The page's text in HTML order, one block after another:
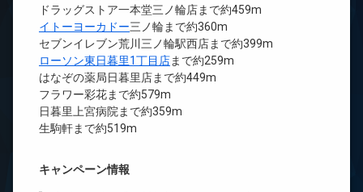
ドラッグストア一本堂三ノ輪店まで約459m
イトーヨーカドー三ノ輪まで約360m
セブンイレブン荒川三ノ輪駅西店まで約399m
ローソン東日暮里1丁目店まで約259m
はなぞの薬局日暮里店まで約449m
フラワー彩花まで約579m
日暮里上宮病院まで約359m
生駒軒まで約519m
キャンペーン情報